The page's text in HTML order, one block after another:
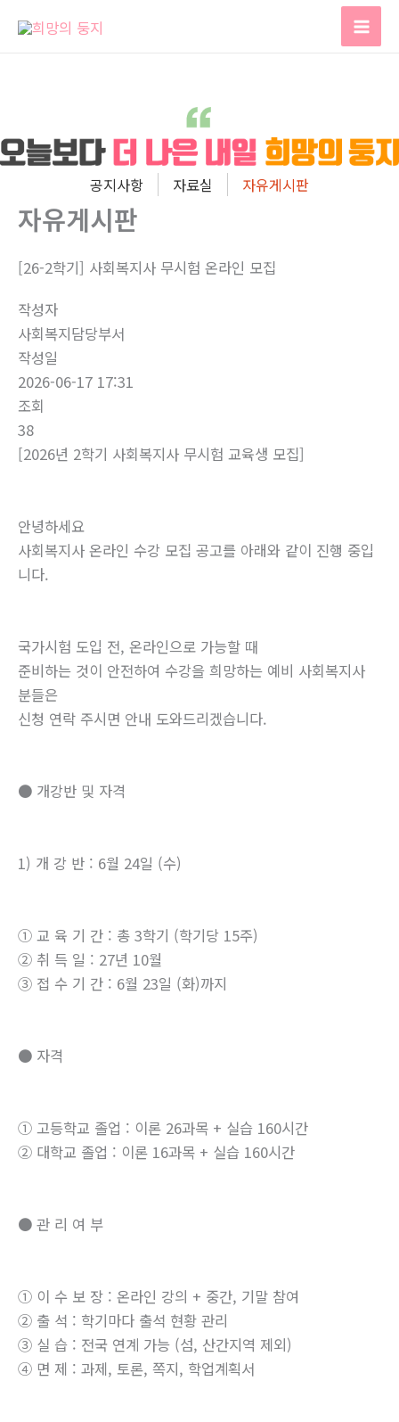
뛰
공지사항 자료실 자유게시판
자유게시판
[26-2학기] 사회복지사 무시험 온라인 모집
작성자
사회복지담당부서
작성일
2026-06-17 17:31
조회
38
[2026년 2학기 사회복지사 무시험 교육생 모집]
안녕하세요
사회복지사 온라인 수강 모집 공고를 아래와 같이 진행 중입
니다.
국가시험 도입 전, 온라인으로 가능할 때
준비하는 것이 안전하여 수강을 희망하는 예비 사회복지사
분들은
신청 연락 주시면 안내 도와드리겠습니다.
● 개강반 및 자격
1) 개 강 반 : 6월 24일 (수)
① 교 육 기 간 : 총 3학기 (학기당 15주)
② 취 득 일 : 27년 10월
③ 접 수 기 간 : 6월 23일 (화)까지
● 자격
① 고등학교 졸업 : 이론 26과목 + 실습 160시간
② 대학교 졸업 : 이론 16과목 + 실습 160시간
● 관 리 여 부
① 이 수 보 장 : 온라인 강의 + 중간, 기말 참여
② 출 석 : 학기마다 출석 현황 관리
③ 실 습 : 전국 연계 가능 (섬, 산간지역 제외)
④ 면 제 : 과제, 토론, 쪽지, 학업계획서